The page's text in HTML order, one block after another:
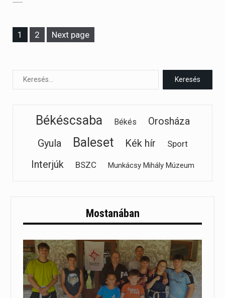
Page
1 Page
2 Next page
Békéscsaba Békés
Orosháza
Gyula
Baleset Kék hír Sport
Interjúk BSZC Munkácsy Mihály Múzeum
Mostanában